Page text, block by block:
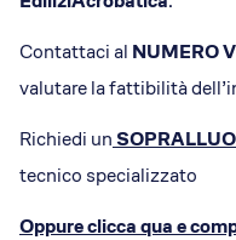
Contattaci al NUMERO
valutare la fattibilità
Richiedi un
tecnico specializzato
Oppure clicca qua e